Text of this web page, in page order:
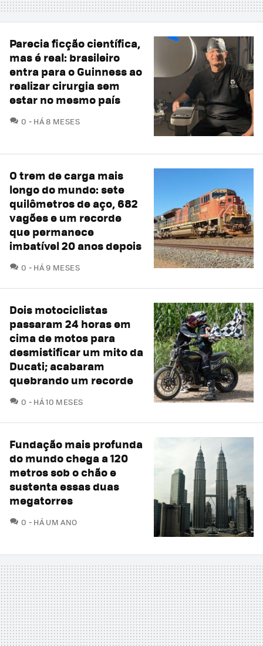
Parecia ficção científica,
mas é real: brasileiro
entra para o Guinness ao
realizar cirurgia sem
estar no mesmo país
0 COMENTÁRIOS
HÁ 8 MESES
O trem de carga mais
longo do mundo: sete
quilômetros de aço, 682
vagões e um recorde
que permanece
imbatível 20 anos depois
0 COMENTÁRIOS
HÁ 9 MESES
Dois motociclistas
passaram 24 horas em
cima de motos para
desmistificar um mito da
Ducati; acabaram
quebrando um recorde
0 COMENTÁRIOS
HÁ 10 MESES
Fundação mais profunda
do mundo chega a 120
metros sob o chão e
sustenta essas duas
megatorres
0 COMENTÁRIOS
HÁ UM ANO